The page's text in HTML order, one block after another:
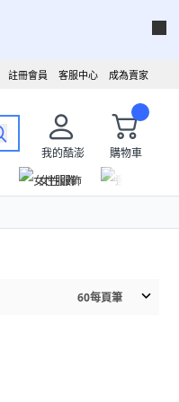
成為賣家
客服中心
註冊會員
我的酷澎
購物車
女性服飾
60每頁筆